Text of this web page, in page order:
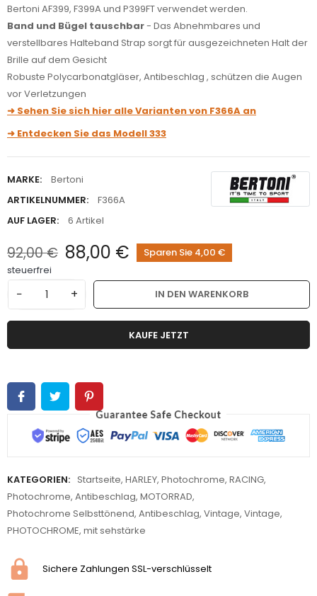
Bertoni AF399, F399A und P399FT verwendet werden.
Band und Bügel tauschbar- Das Abnehmbares und
verstellbares Halteband Strap sorgt für ausgezeichneten Halt der
Brille auf dem Gesicht
Robuste Polycarbonatgläser, Antibeschlag , schützen die Augen
vor Verletzungen
➜ Sehen Sie sich hier alle Varianten von F366A an
➜ Entdecken Sie das Modell 333
MARKE:
Bertoni
ARTIKELNUMMER:
F366A
AUF LAGER:
6 Artikel
92,00 € 88,00 €
Sparen Sie 4,00 €
steuerfrei
− + IN DEN WARENKORB
KAUFE JETZT
KATEGORIEN: Startseite, HARLEY, Photochrome, RACING,
Photochrome, Antibeschlag, MOTORRAD,
Photochrome Selbsttönend, Antibeschlag, Vintage, Vintage,
PHOTOCHROME, mit sehstärke
Sichere Zahlungen SSL-verschlüsselt